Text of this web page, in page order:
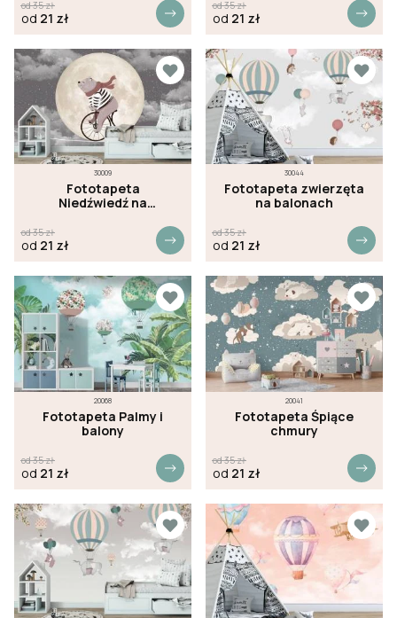
od35zł
od 21 zł
od35zł
od 21 zł
30009
Fototapeta
Niedźwiedź na
od35zł
od 21 zł
30044
Fototapeta zwierzęta
na balonach
od35zł
od 21 zł
20068
Fototapeta Palmy i
balony
od35zł
od 21 zł
20041
Fototapeta Śpiące
chmury
od35zł
od 21 zł